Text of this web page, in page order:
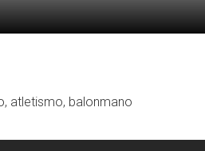
atletismo, balonmano